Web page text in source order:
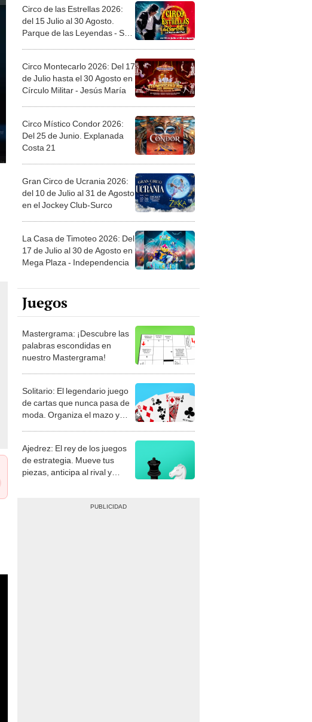
Circo de las Estrellas 2026:
del 15 Julio al 30 Agosto.
Parque de las Leyendas - San
Circo Montecarlo 2026: Del 17
de Julio hasta el 30 Agosto en
Círculo Militar - Jesús María
Circo Místico Condor 2026:
Del 25 de Junio. Explanada
Costa 21
Gran Circo de Ucrania 2026:
del 10 de Julio al 31 de Agosto
en el Jockey Club-Surco
La Casa de Timoteo 2026: Del
17 de Julio al 30 de Agosto en
Mega Plaza - Independencia
Juegos
Mastergrama: ¡Descubre las
palabras escondidas en
nuestro Mastergrama!
Solitario: El legendario juego
de cartas que nunca pasa de
moda. Organiza el mazo y
Ajedrez: El rey de los juegos
de estrategia. Mueve tus
piezas, anticipa al rival y